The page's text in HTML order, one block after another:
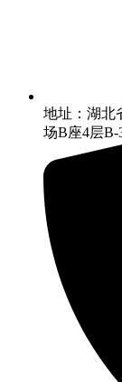
地址：湖北
场B座4层B-